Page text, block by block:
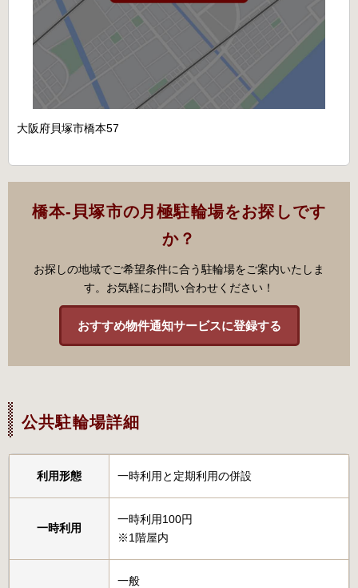
大阪府貝塚市橋本57
橋本-貝塚市の月極駐輪場をお探しです
か？
お探しの地域でご希望条件に合う駐輪場をご案内いたしま
す。お気軽にお問い合わせください！
おすすめ物件通知サービスに登録する
公共駐輪場詳細
利用形態 一時利用と定期利用の併設
一時利用
一時利用100円
※1階屋内
一般